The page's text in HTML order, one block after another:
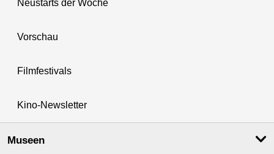
Neustarts der Woche
Vorschau
Filmfestivals
Kino-Newsletter
Museen